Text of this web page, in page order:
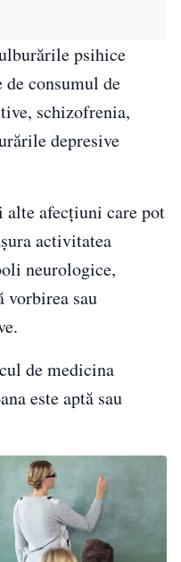
psihice
consumul de
schizofrenia,
depresive
alte afecțiuni care pot
activitatea
neurologice,
vorbirea sau
de medicina
este aptă sau